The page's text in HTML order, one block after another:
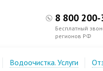
8 800
Бесплатный
регионов РФ
Водоочистка. Услуги